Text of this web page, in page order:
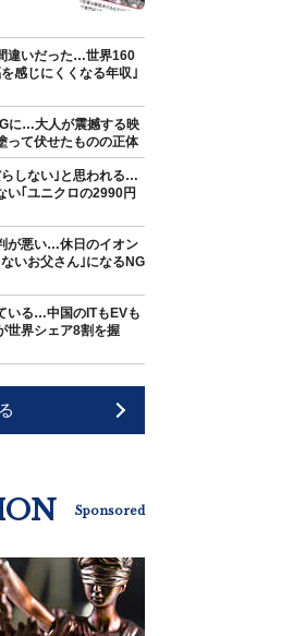
違いだった…世界160
感じにくくなる年収｣
に…大人が震撼する映
って伏せたものの正体
しない｣と思われる…
い｢ユニクロの2990円
が悪い…休日のイオン
いお父さん｣になるNG
いる…中国のITもEVも
世界シェア8割を握
Sponsored